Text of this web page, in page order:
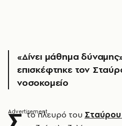
«Δίνει μάθημα
επισκέφτηκε τον
νοσοκομείο
το πλευρό του